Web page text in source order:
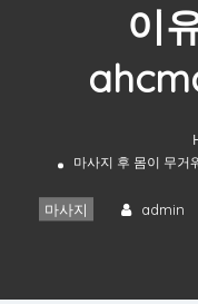
이
마사지 후 몸이 무거
마사지 admin